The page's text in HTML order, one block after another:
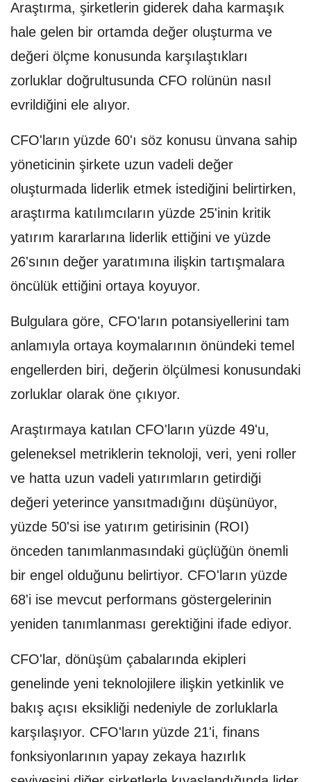
Araştırma, şirketlerin giderek daha karmaşık
hale gelen bir ortamda değer oluşturma ve
değeri ölçme konusunda karşılaştıkları
zorluklar doğrultusunda CFO rolünün nasıl
evrildiğini ele alıyor.
CFO'ların yüzde 60'ı söz konusu ünvana sahip
yöneticinin şirkete uzun vadeli değer
oluşturmada liderlik etmek istediğini belirtirken,
araştırma katılımcıların yüzde 25'inin kritik
yatırım kararlarına liderlik ettiğini ve yüzde
26'sının değer yaratımına ilişkin tartışmalara
öncülük ettiğini ortaya koyuyor.
Bulgulara göre, CFO'ların potansiyellerini tam
anlamıyla ortaya koymalarının önündeki temel
engellerden biri, değerin ölçülmesi konusundaki
zorluklar olarak öne çıkıyor.
Araştırmaya katılan CFO'ların yüzde 49'u,
geleneksel metriklerin teknoloji, veri, yeni roller
ve hatta uzun vadeli yatırımların getirdiği
değeri yeterince yansıtmadığını düşünüyor,
yüzde 50'si ise yatırım getirisinin (ROI)
önceden tanımlanmasındaki güçlüğün önemli
bir engel olduğunu belirtiyor. CFO'ların yüzde
68'i ise mevcut performans göstergelerinin
yeniden tanımlanması gerektiğini ifade ediyor.
CFO'lar, dönüşüm çabalarında ekipleri
genelinde yeni teknolojilere ilişkin yetkinlik ve
bakış açısı eksikliği nedeniyle de zorluklarla
karşılaşıyor. CFO'ların yüzde 21'i, finans
fonksiyonlarının yapay zekaya hazırlık